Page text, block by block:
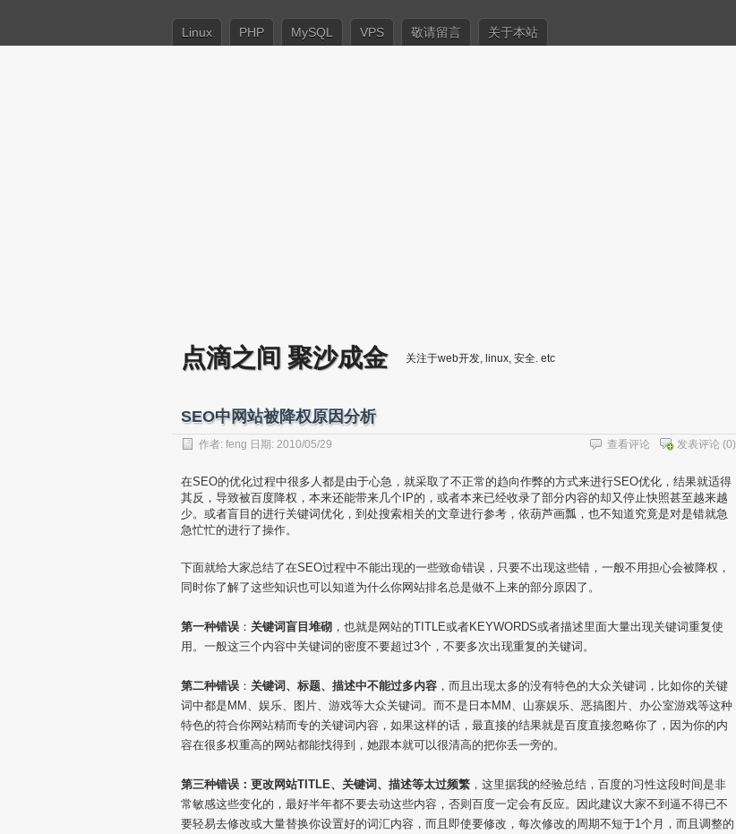
Linux PHP MySQL VPS 敬请留言 关于本站
点滴之间 聚沙成金 关注于web开发, linux, 安全. etc
SEO中网站被降权原因分析
作者: feng 日期: 2010/05/29 发表评论 (0)
查看评论
在SEO的优化过程中很多人都是由于心急，就采取了不正常的趋向作弊的方式来进行SEO优化，结果就适得
其反，导致被百度降权，本来还能带来几个IP的，或者本来已经收录了部分内容的却又停止快照甚至越来越
少。或者盲目的进行关键词优化，到处搜索相关的文章进行参考，依葫芦画瓢，也不知道究竟是对是错就急
急忙忙的进行了操作。
下面就给大家总结了在SEO过程中不能出现的一些致命错误，只要不出现这些错，一般不用担心会被降权，
同时你了解了这些知识也可以知道为什么你网站排名总是做不上来的部分原因了。
第一种错误 ： 关键词盲目堆砌 ，也就是网站的TITLE或者KEYWORDS或者描述里面大量出现关键词重复使
用。一般这三个内容中关键词的密度不要超过3个，不要多次出现重复的关键词。
第二种错误 ： 关键词、标题、描述中不能过多内容 ，而且出现太多的没有特色的大众关键词，比如你的关键
词中都是MM、娱乐、图片、游戏等大众关键词。而不是日本MM、山寨娱乐、恶搞图片、办公室游戏等这种
特色的符合你网站精而专的关键词内容，如果这样的话，最直接的结果就是百度直接忽略你了，因为你的内
容在很多权重高的网站都能找得到，她跟本就可以很清高的把你丢一旁的。
第三种错误：更改网站TITLE、关键词、描述等太过频繁 ，这里据我的经验总结，百度的习性这段时间是非
常敏感这些变化的，最好半年都不要去动这些内容，否则百度一定会有反应。因此建议大家不到逼不得已不
要轻易去修改或大量替换你设置好的词汇内容，而且即使要修改，每次修改的周期不短于1个月，而且调整的